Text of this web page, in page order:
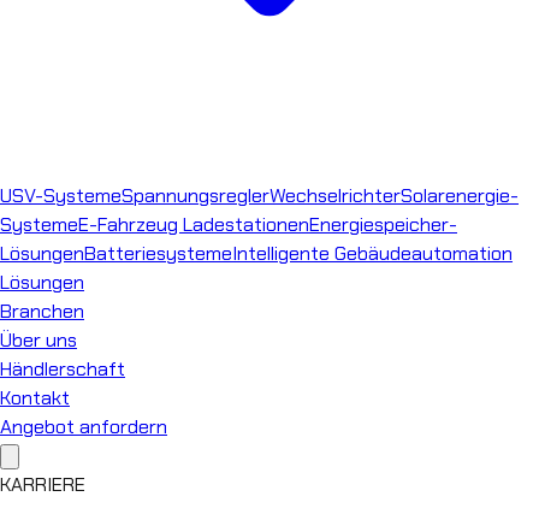
USV-SystemeSpannungsreglerWechselrichterSolarenergie-
SystemeE-Fahrzeug LadestationenEnergiespeicher-
LösungenBatteriesystemeIntelligente Gebäudeautomation
Lösungen
Branchen
Über uns
Händlerschaft
Kontakt
Angebot anfordern
KARRIERE